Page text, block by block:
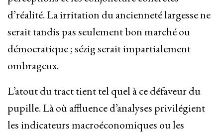
d’réalité. La irritation du ancienneté largesse ne
serait tandis pas seulement bon marché ou
démocratique ; sézig serait impartialement
ombrageux.
L’atout du tract tient tel quel à ce défaveur du
pupille. Là où affluence d’analyses privilégient
les indicateurs macroéconomiques ou les